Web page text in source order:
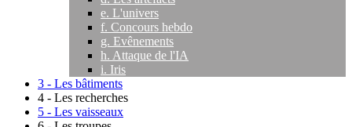
e. L'univers
f. Concours hebdo
g. Evênements
h. Attaque de l'IA
i. Iris
3 - Les bâtiments
4 - Les recherches
5 - Les vaisseaux